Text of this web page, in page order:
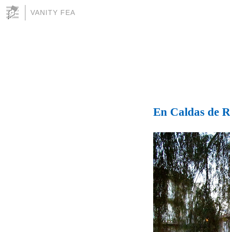
VANITY FEA
En Caldas de